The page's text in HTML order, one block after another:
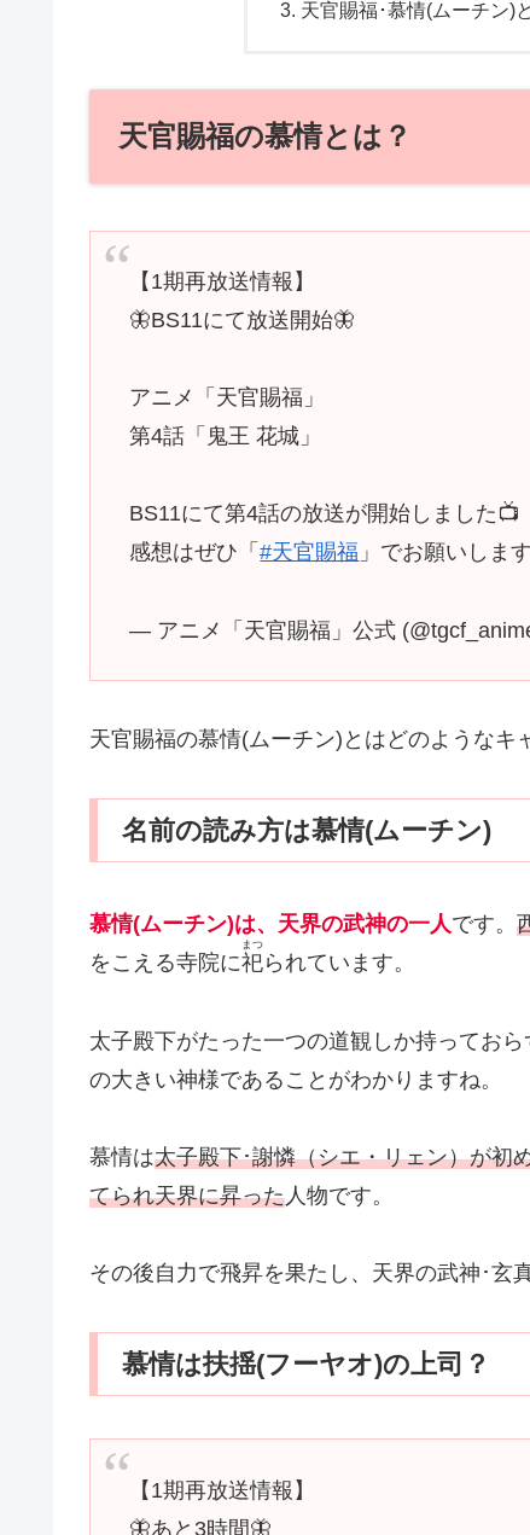
天官賜福･慕情(ムーチン)
天官賜福の慕情とは？
【1期再放送情報】
🦋BS11にて放送開始🦋
アニメ「天官賜福」
第4話「鬼王 花城」
BS11にて第4話の放送が開始しました📺
感想はぜひ「#天官賜福 」でお願いしま
— アニメ「天官賜福」公式
天官賜福の慕情(ムーチン)とはどのようなキ
名前の読み方は慕情(ムーチン)
慕情(ムーチン)は、天界の武神の一人です。
をこえる寺院に祀
まつ
られています。
太子殿下がたった一つの道観しか持ってお
の大きい神様であることがわかりますね。
慕情は太子殿下･謝憐（シエ・リェン）が初
てられ天界に昇った人物です。
その後自力で飛昇を果たし、天界の武神･玄
慕情は扶揺(フーヤオ)の上司？
【1期再放送情報】
🦋あと3時間🦋